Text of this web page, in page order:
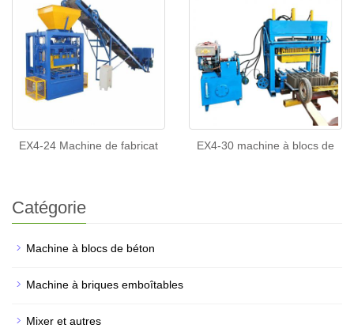
EX4-24 Machine de fabricat EX4-30 machine à blocs de
Catégorie
Machine à blocs de béton
Machine à briques emboîtables
Mixer et autres